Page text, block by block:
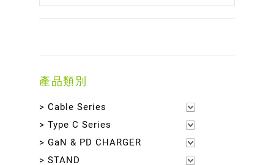
產品類別
> Cable Series
> Type C Series
> GaN & PD CHARGER
> STAND